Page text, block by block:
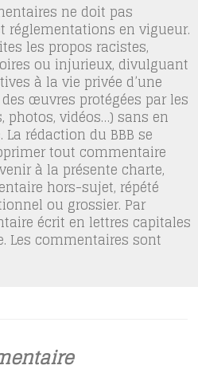
ne doit pas
réglementations en vigueur.
les propos racistes,
ou injurieux, divulguant
à la vie privée d’une
œuvres protégées par les
photos, vidéos…) sans en
rédaction du BBB se
tout commentaire
à la présente charte,
hors-sujet, répété
ou grossier. Par
écrit en lettres capitales
Les commentaires sont